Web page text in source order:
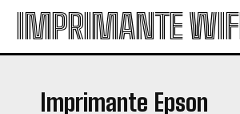
IMPRIMANTE WIFI
Imprimante Epson